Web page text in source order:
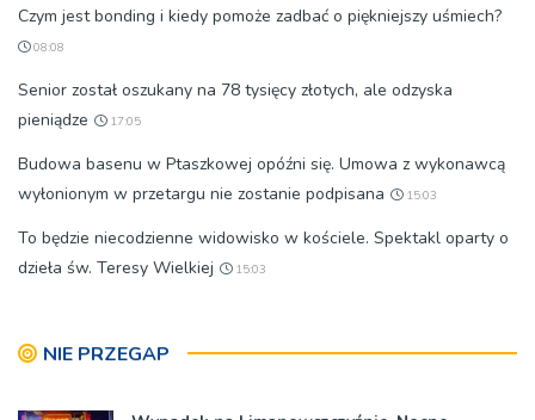
Czym jest bonding i kiedy pomoże zadbać o piękniejszy uśmiech?
08:08
Senior został oszukany na 78 tysięcy złotych, ale odzyska
pieniądze
17:05
Budowa basenu w Ptaszkowej opóźni się. Umowa z wykonawcą
wyłonionym w przetargu nie zostanie podpisana
15:03
To będzie niecodzienne widowisko w kościele. Spektakl oparty o
dzieła św. Teresy Wielkiej
15:03
NIE PRZEGAP